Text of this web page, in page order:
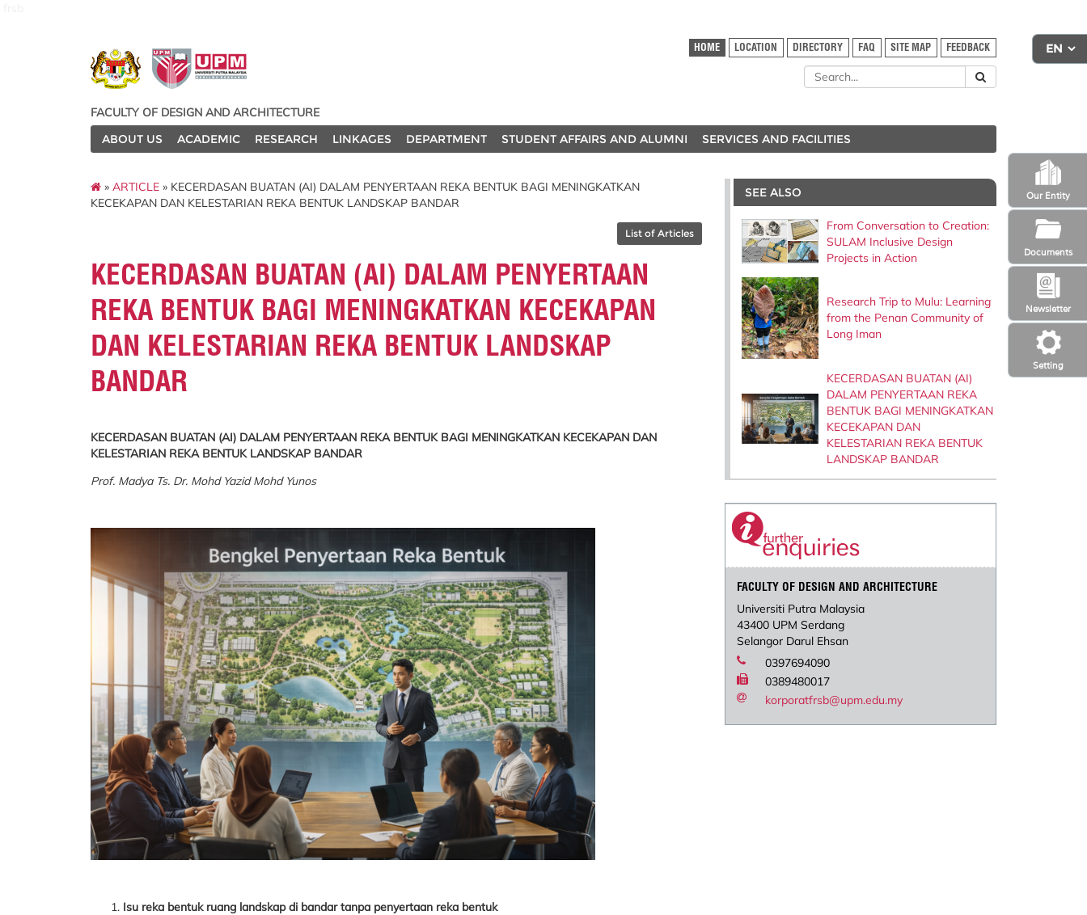
Setting
Newsletter
Our Entity
Documents
HOME LOCATION DIRECTORY FAQ SITE MAP FEEDBACK
FACULTY OF DESIGN AND ARCHITECTURE
ABOUT US
ACADEMIC RESEARCH LINKAGES DEPARTMENT STUDENT AFFAIRS AND ALUMNI SERVICES AND FACILITIES
» ARTICLE » KECERDASAN BUATAN (AI) DALAM PENYERTAAN REKA BENTUK BAGI MENINGKATKAN
KECEKAPAN DAN KELESTARIAN REKA BENTUK LANDSKAP BANDAR
List of Articles
KECERDASAN BUATAN (AI) DALAM PENYERTAAN
REKA BENTUK BAGI MENINGKATKAN KECEKAPAN
DAN KELESTARIAN REKA BENTUK LANDSKAP
BANDAR
KECERDASAN BUATAN (AI) DALAM PENYERTAAN REKA BENTUK BAGI MENINGKATKAN KECEKAPAN DAN
KELESTARIAN REKA BENTUK LANDSKAP BANDAR
Prof. Madya Ts. Dr. Mohd Yazid Mohd Yunos
Isu reka bentuk ruang landskap di bandar tanpa penyertaan reka bentuk
SEE ALSO
From Conversation to Creation:
SULAM Inclusive Design
Projects in Action
Research Trip to Mulu: Learning
from the Penan Community of
Long Iman
KECERDASAN BUATAN (AI)
DALAM PENYERTAAN REKA
BENTUK BAGI MENINGKATKAN
KECEKAPAN DAN
KELESTARIAN REKA BENTUK
LANDSKAP BANDAR
FACULTY OF DESIGN AND ARCHITECTURE
Universiti Putra Malaysia
43400 UPM Serdang
Selangor Darul Ehsan
0397694090
0389480017
korporatfrsb@upm.edu.my